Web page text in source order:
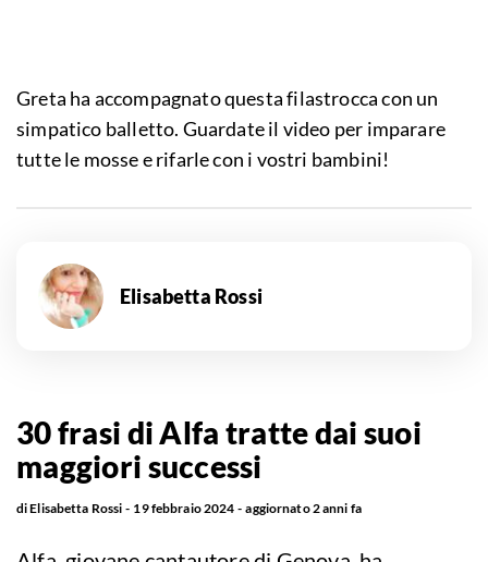
Greta ha accompagnato questa filastrocca con un
simpatico balletto. Guardate il video per imparare
tutte le mosse e rifarle con i vostri bambini!
Elisabetta Rossi
30 frasi di Alfa tratte dai suoi
maggiori successi
diElisabetta Rossi 19 febbraio 2024 aggiornato2 anni fa